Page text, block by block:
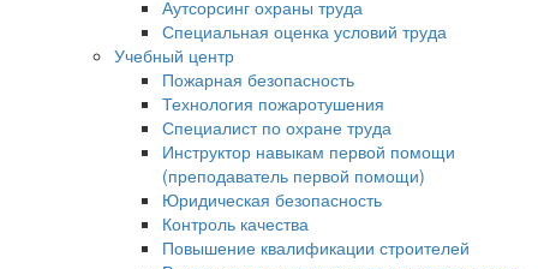
Аутсорсинг охраны труда
Специальная оценка условий труда
Учебный центр
Пожарная безопасность
Технология пожаротушения
Специалист по охране труда
Инструктор навыкам первой помощи
(преподаватель первой помощи)
Юридическая безопасность
Контроль качества
Повышение квалификации строителей